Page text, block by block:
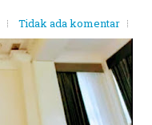
Tidak ada komentar